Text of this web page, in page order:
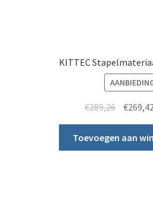
KITTEC
€289,26 €269,42
Toevoegen aan